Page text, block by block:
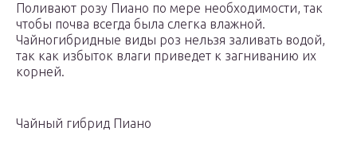
Поливают розу Пиано по мере необходимости, так
чтобы почва всегда была слегка влажной.
Чайногибридные виды роз нельзя заливать водой,
так как избыток влаги приведет к загниванию их
корней.
Чайный гибрид Пиано